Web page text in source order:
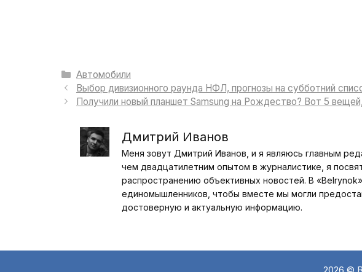
Рубрики
Автомобили
Выбор дивизионного раунда НФЛ, прогнозы на субботний
Получили новый планшет Samsung на Рождество? Вот 5
Дмитрий Иванов
Меня зовут Дмитрий Иванов, и я являюсь главным
чем двадцатилетним опытом в журналистике, я
распространению объективных новостей. В
единомышленников, чтобы вместе мы могли
достоверную и актуальную информацию.